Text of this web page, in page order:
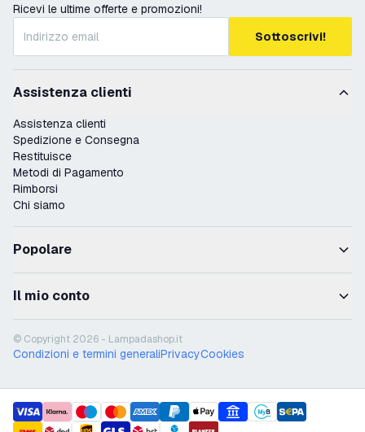
Ricevi le ultime offerte e promozioni!
Sottoscrivi!
Assistenza clienti
Assistenza clienti
Spedizione e Consegna
Restituisce
Metodi di Pagamento
Rimborsi
Chi siamo
Popolare
Il mio conto
© Copyright 2026 - Lampadashop.it
Condizioni e termini generaliPrivacyCookies
payment methods